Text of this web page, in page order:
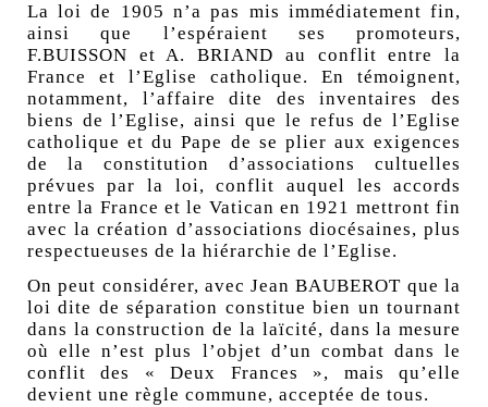
La loi de 1905 n’a pas mis immédiatement fin,
ainsi que l’espéraient ses promoteurs,
F.BUISSON et A. BRIAND au conflit entre la
France et l’Eglise catholique. En témoignent,
notamment, l’affaire dite des inventaires des
biens de l’Eglise, ainsi que le refus de l’Eglise
catholique et du Pape de se plier aux exigences
de la constitution d’associations cultuelles
prévues par la loi, conflit auquel les accords
entre la France et le Vatican en 1921 mettront fin
avec la création d’associations diocésaines, plus
respectueuses de la hiérarchie de l’Eglise.
On peut considérer, avec Jean BAUBEROT que la
loi dite de séparation constitue bien un tournant
dans la construction de la laïcité, dans la mesure
où elle n’est plus l’objet d’un combat dans le
conflit des « Deux Frances », mais qu’elle
devient une règle commune, acceptée de tous.